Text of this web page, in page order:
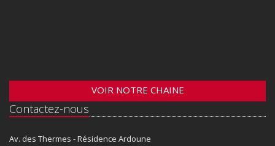
VOIR NOTRE CHAINE
Contactez-nous
Av. des Thermes - Résidence Ardoune